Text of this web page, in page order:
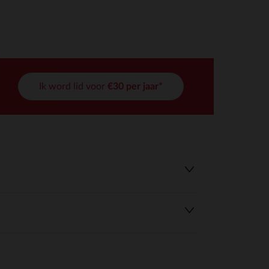
Ik word lid voor €30 per jaar*